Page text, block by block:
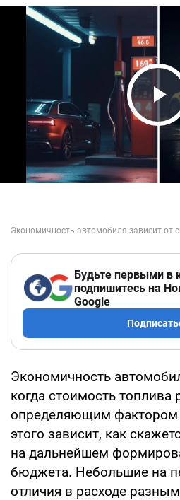
Будьте первыми в
подпишитесь на
Google
Экономичность
когда стоимость топлива
определяющим фактором
этого зависит, как
на дальнейшем
бюджета. Небольшие на
отличия в расходе